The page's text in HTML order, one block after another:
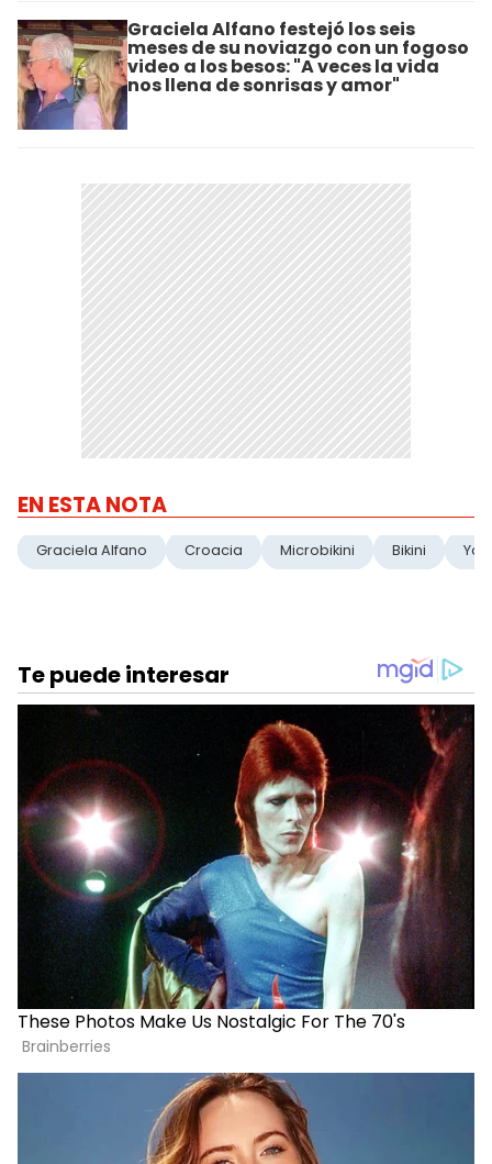
Graciela Alfano festejó los seis
meses de su noviazgo con un fogoso
video a los besos: "A veces la vida
nos llena de sonrisas y amor"
EN ESTA NOTA
Graciela Alfano Croacia Microbikini Bikini